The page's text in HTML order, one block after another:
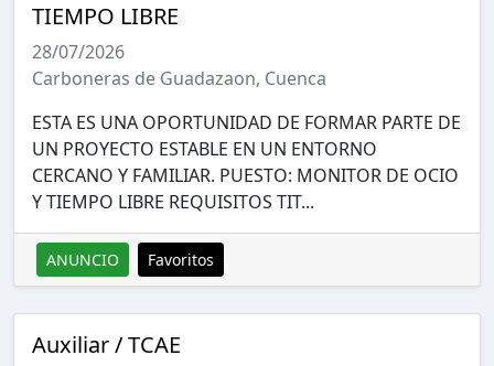
TIEMPO LIBRE
28/07/2026
Carboneras de Guadazaon, Cuenca
ESTA ES UNA OPORTUNIDAD DE FORMAR PARTE DE
UN PROYECTO ESTABLE EN UN ENTORNO
CERCANO Y FAMILIAR. PUESTO: MONITOR DE OCIO
Y TIEMPO LIBRE REQUISITOS TIT...
ANUNCIO Favoritos
Auxiliar / TCAE